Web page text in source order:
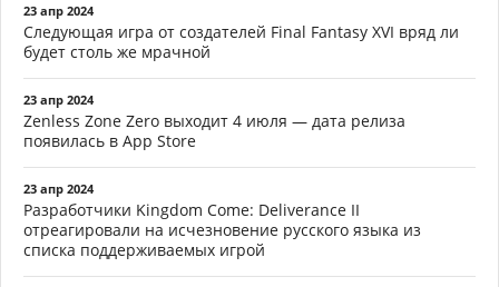
23 апр 2024
Следующая игра от создателей Final Fantasy XVI вряд ли
будет столь же мрачной
23 апр 2024
Zenless Zone Zero выходит 4 июля — дата релиза
появилась в App Store
23 апр 2024
Разработчики Kingdom Come: Deliverance II
отреагировали на исчезновение русского языка из
списка поддерживаемых игрой